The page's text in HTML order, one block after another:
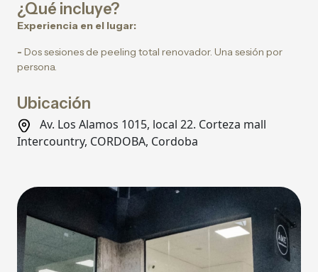
¿Qué incluye?
Experiencia en el lugar:
- Dos sesiones de peeling total renovador. Una sesión por
persona.
Ubicación
Av. Los Alamos 1015, local 22. Corteza mall
Intercountry, CORDOBA, Cordoba